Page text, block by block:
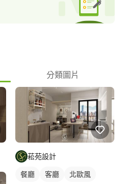
分類圖片
菘苑設計
餐廳 客廳 北歐風